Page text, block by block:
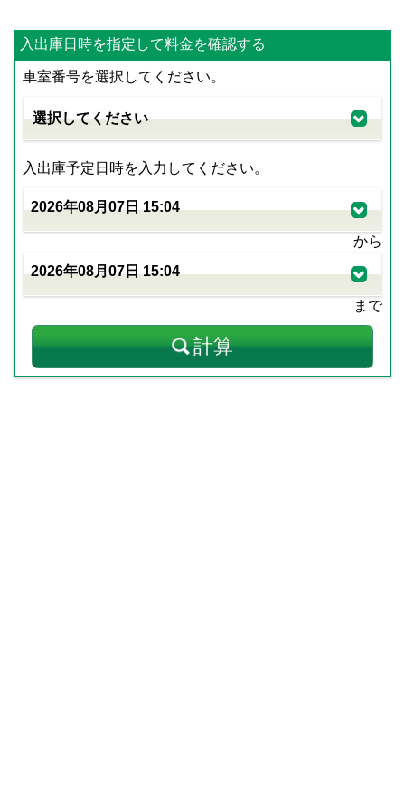
入出庫日時を指定して料金を確認する
車室番号を選択してください。
入出庫予定日時を入力してください。
から
まで
計算